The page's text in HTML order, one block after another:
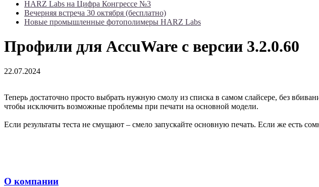
HARZ Labs на Цифра Конгрессе №3
Вечерняя встреча 30 октября (бесплатно)
Новые промышленные фотополимеры HARZ Labs
Профили для AccuWare с версии 3.2.0.60
22.07.2024
Теперь достаточно просто выбрать нужную смолу из списка в самом слайсере, без
чтобы исключить возможные проблемы при печати на основной модели.
Если результаты теста не смущают – смело запускайте основную печать. Если же есть
О компании